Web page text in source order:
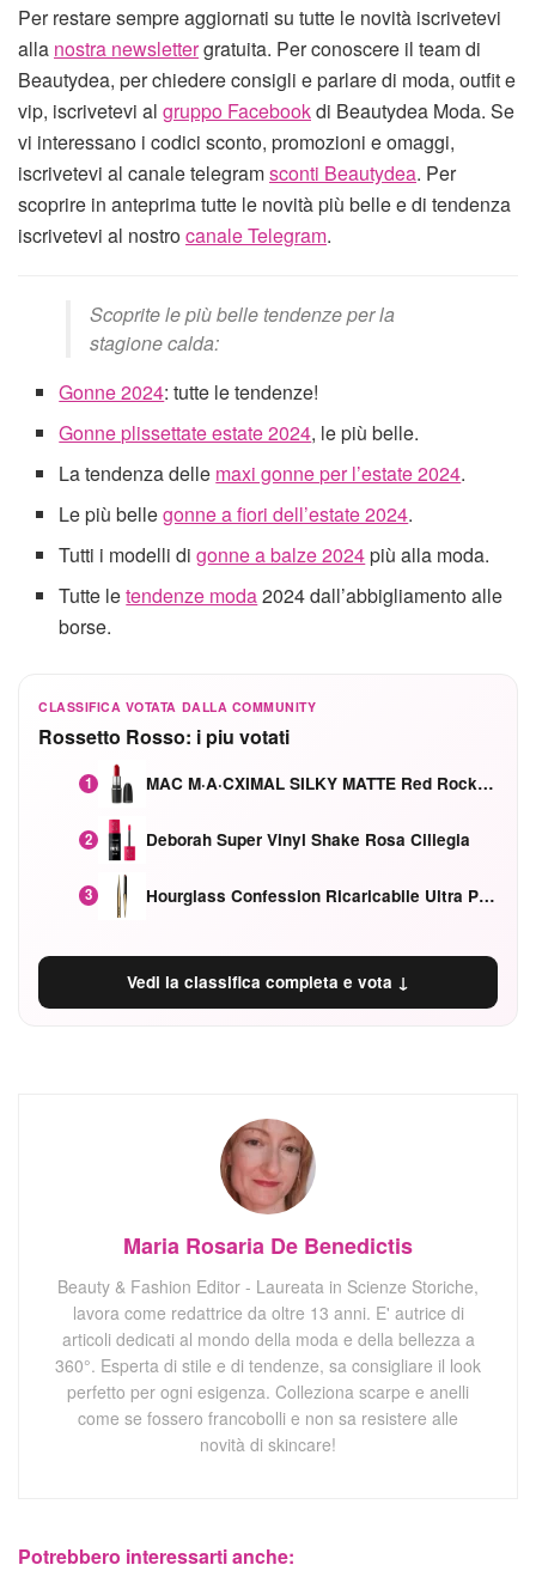
Per restare sempre aggiornati su tutte le novità iscrivetevi
alla nostra newslettergratuita. Per conoscere il team di
Beautydea, per chiedere consigli e parlare di moda, outfit e
vip, iscrivetevi al gruppo Facebookdi Beautydea Moda. Se
vi interessano i codici sconto, promozioni e omaggi,
iscrivetevi al canale telegramsconti Beautydea. Per
scoprire in anteprima tutte le novità più belle e di tendenza
iscrivetevi al nostrocanale Telegram.
Scoprite le più belle tendenze per la
stagione calda:
Gonne 2024: tutte le tendenze!
Gonne plissettate estate 2024, le più belle.
La tendenza delle maxi gonne per l’estate 2024.
Le più bellegonne a fiori dell’estate 2024.
Tutti i modelli digonne a balze 2024più alla moda.
Tutte letendenze moda2024 dall’abbigliamento alle
borse.
CLASSIFICA VOTATA DALLA COMMUNITY
Rossetto Rosso: i piu votati
1 MAC M·A·CXIMAL SILKY MATTE Red Rock mat
2 Deborah Super Vinyl Shake Rosa Ciliegia
3 Hourglass Confession Ricaricabile Ultra Preciso Ad Alta Intensità Secretly Classic Red
Vedi la classifica completa e vota ↓
Maria Rosaria De Benedictis
Beauty & Fashion Editor - Laureata in Scienze Storiche,
lavora come redattrice da oltre 13 anni. E' autrice di
articoli dedicati al mondo della moda e della bellezza a
360°. Esperta di stile e di tendenze, sa consigliare il look
perfetto per ogni esigenza. Colleziona scarpe e anelli
come se fossero francobolli e non sa resistere alle
novità di skincare!
Potrebbero interessarti anche: